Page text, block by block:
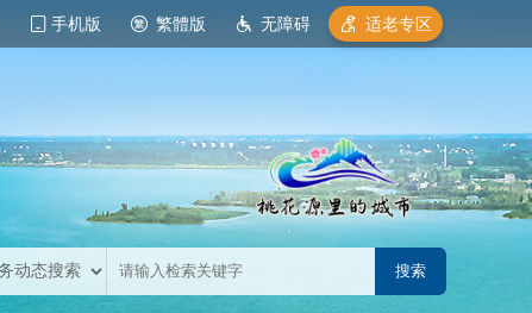
手机版 繁體版 无障碍 适老专区